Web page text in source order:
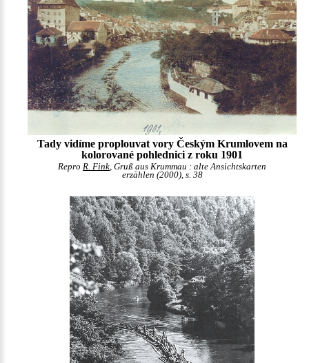
Tady vidíme proplouvat vory Českým Krumlovem na
kolorované pohlednici z roku 1901
Repro R. Fink, Gruß aus Krummau : alte Ansichtskarten
erzählen (2000), s. 38